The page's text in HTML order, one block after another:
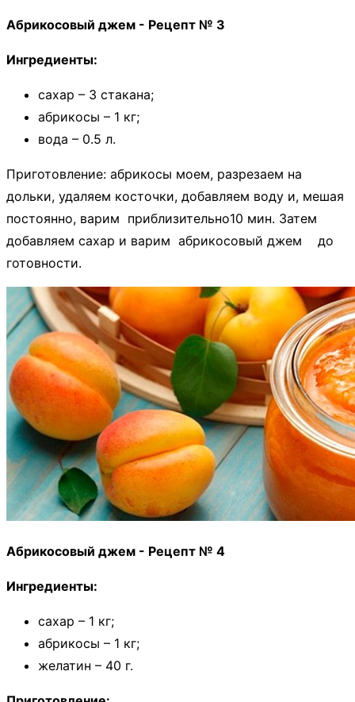
Абрикосовый джем - Рецепт № 3
Ингредиенты:
сахар – 3 стакана;
абрикосы – 1 кг;
вода – 0.5 л.
Приготовление: абрикосы моем, разрезаем на
дольки, удаляем косточки, добавляем воду и, мешая
постоянно, варим приблизительно10 мин. Затем
добавляем сахар и варим абрикосовый джем до
готовности.
Абрикосовый джем - Рецепт № 4
Ингредиенты:
сахар – 1 кг;
абрикосы – 1 кг;
желатин – 40 г.